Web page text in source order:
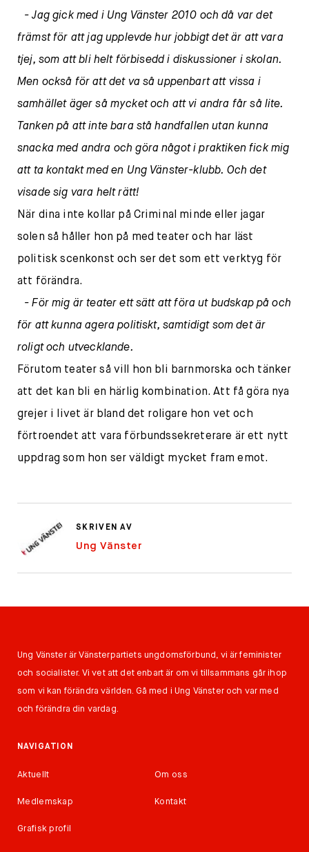
- Jag gick med i Ung Vänster 2010 och då var det
främst för att jag upplevde hur jobbigt det är att vara
tjej, som att bli helt förbisedd i diskussioner i skolan.
Men också för att det va så uppenbart att vissa i
samhället äger så mycket och att vi andra får så lite.
Tanken på att inte bara stå handfallen utan kunna
snacka med andra och göra något i praktiken fick mig
att ta kontakt med en Ung Vänster-klubb. Och det
visade sig vara helt rätt!
När dina inte kollar på Criminal minde eller jagar
solen så håller hon på med teater och har läst
politisk scenkonst och ser det som ett verktyg för
att förändra.
- För mig är teater ett sätt att föra ut budskap på och
för att kunna agera politiskt, samtidigt som det är
roligt och utvecklande.
Förutom teater så vill hon bli barnmorska och tänker
att det kan bli en härlig kombination. Att få göra nya
grejer i livet är bland det roligare hon vet och
förtroendet att vara förbundssekreterare är ett nytt
uppdrag som hon ser väldigt mycket fram emot.
SKRIVEN AV
Ung Vänster
Ung Vänster är Vänsterpartiets ungdomsförbund, vi är feminister
och socialister. Vi vet att det enbart är om vi tillsammans går ihop
som vi kan förändra världen. Gå med i Ung Vänster och var med
och förändra din vardag.
NAVIGATION
Aktuellt Om oss
Medlemskap Kontakt
Grafisk profil